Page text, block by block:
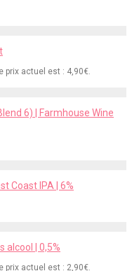
prix actuel est : 4,90€.
6) | Farmhouse Wine
Coast IPA | 6%
alcool | 0,5%
prix actuel est : 2,90€.